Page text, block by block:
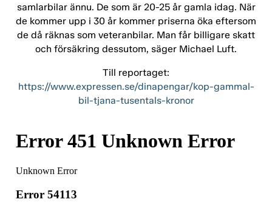
samlarbilar ännu. De som är 20-25 år gamla idag. När
de kommer upp i 30 år kommer priserna öka eftersom
de då räknas som veteranbilar. Man får billigare skatt
och försäkring dessutom, säger Michael Luft.
Till reportaget:
https://www.expressen.se/dinapengar/kop-gammal-
bil-tjana-tusentals-kronor